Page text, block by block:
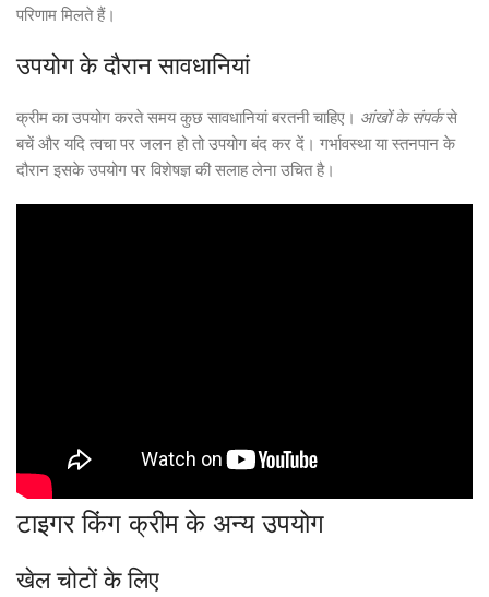
परिणाम मिलते हैं।
उपयोग के दौरान सावधानियां
क्रीम का उपयोग करते समय कुछ सावधानियां बरतनी चाहिए। आंखों के संपर्कसे
बचें और यदि त्वचा पर जलन हो तो उपयोग बंद कर दें। गर्भावस्था या स्तनपान के
दौरान इसके उपयोग पर विशेषज्ञ की सलाह लेना उचित है।
टाइगर किंग क्रीम के अन्य उपयोग
खेल चोटों के लिए